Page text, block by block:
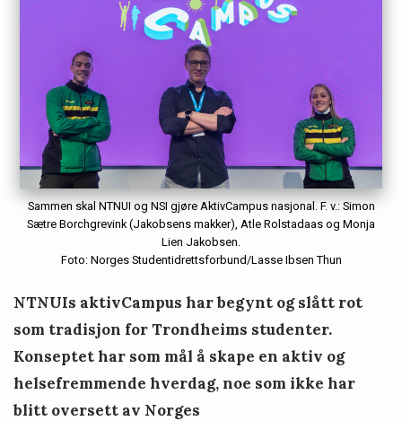
Sammen skal NTNUI og NSI gjøre AktivCampus nasjonal. F. v.: Simon
Sætre Borchgrevink (Jakobsens makker), Atle Rolstadaas og Monja
Lien Jakobsen.
Foto: Norges Studentidrettsforbund/Lasse Ibsen Thun
NTNUIs aktivCampus har begynt og slått rot
som tradisjon for Trondheims studenter.
Konseptet har som mål å skape en aktiv og
helsefremmende hverdag, noe som ikke har
blitt oversett av Norges